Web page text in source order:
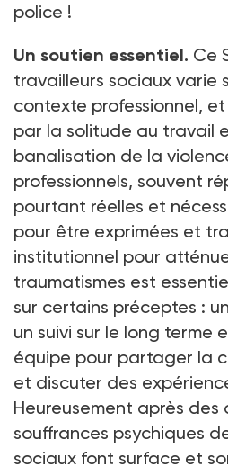
police !
Un soutien essentiel. Ce
travailleurs sociaux varie
contexte professionnel,
par la solitude au travail
banalisation de la
professionnels, souvent
pourtant réelles et
pour être exprimées et
institutionnel pour
traumatismes est
sur certains préceptes :
un suivi sur le long terme
équipe pour partager la
et discuter des
Heureusement après des
souffrances psychiques
sociaux font surface et